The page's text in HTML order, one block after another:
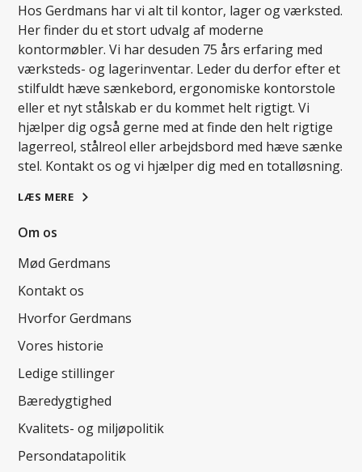
Hos Gerdmans har vi alt til kontor, lager og værksted.
Her finder du et stort udvalg af moderne
kontormøbler. Vi har desuden 75 års erfaring med
værksteds- og lagerinventar. Leder du derfor efter et
stilfuldt hæve sænkebord, ergonomiske kontorstole
eller et nyt stålskab er du kommet helt rigtigt. Vi
hjælper dig også gerne med at finde den helt rigtige
lagerreol, stålreol eller arbejdsbord med hæve sænke
stel. Kontakt os og vi hjælper dig med en totalløsning.
LÆS MERE
Om os
Mød Gerdmans
Kontakt os
Hvorfor Gerdmans
Vores historie
Ledige stillinger
Bæredygtighed
Kvalitets- og miljøpolitik
Persondatapolitik